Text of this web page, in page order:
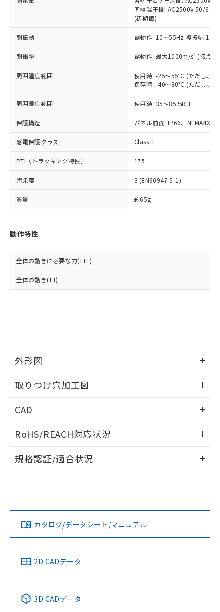
同極端子間: AC2500V 50/
(初期値)
耐振動 誤動作: 10～55Hz 複振幅
耐衝撃 誤動作: 最大1000m/s2 (接点
周囲温度範囲
使用時: -25～55℃ (ただし、氷
保存時: -40～80℃ (ただし、氷
周囲湿度範囲 使用時: 35～85%RH
保護構造 パネル前面: IP66、NEMA4X,
感電保護クラス Class II
PTI（トラッキング特性） 175
汚染度 3 (EN60947-5-1)
質量 約65g
動作特性
全体の動きに必要な力(TTF)
全体の動き(TT)
外形図
取りつけ穴加工図
CAD
ドすることができます。
ログイン/会員登録
ダウンロードデータをご利用いただく前に、以下を必ずお読
みください。
ソフトウェアの使用条件
RoHS/REACH対応状況
EU RoHS 注意事項・凡例
対応済み
中国 RoHS 注意事項・凡例
Pb Hg Cd Cr(VI)
規格認証/適合状況
LR型式承認
（イギリス
船舶規格）
DNV型式承認
（ノルウェー
BV型式承認
（フランス
KR型式
（韓国
No No No No
カタログ/データシート/マニュアル
2D CADデータ
3D CADデータ
在庫状況および標準価格照会結果は、
記載している更新日時点での社内デー
タに基づき作成されるものであり、閲
覧された時点での実際の在庫および標
準価格とは異なる場合があることをご
正式な納期状況および標準価格はお客
様のお取引先、またはお客様担当のオ
ムロン制御機器販売店・当社販売員に
オムロン制御機器販売店や当社販売拠
販売ネットワーク
」をご確認
在庫状況および標準価格結果を当社の
事前の承諾なく第三者に漏洩または開
示しないようお願いします。
マイパーツ機能（部品リスト作成サー
ビス）をご利用いただくには、I-Web
メンバーズにご登録されている必要が
引・商談に必要な範囲で利用すること
をご了承ください。
※当社の共同利用者とは、
の共同利用に関して"
の「1.共同利
むを得ず変更することがあります。
六価クロム(Cr(Ⅵ)) 1000ppm以下、ポリ臭化ビフェニル
類(PBB) 1000ppm以下、ポリ臭化ジフェニルエーテル類
(PBDE) 1000ppm以下、フタル酸ビス(2-エチルヘキシ
ル) (DEHP)(別名：DOP) 1000ppm以下、フタル酸ブチ
ルベンジル（BBP） 1000ppm以下、フタル酸ジブチル
（DBP） 1000ppm以下、フタル酸ジイソブチル
適用除外項目は除く。
フタル酸エステル類の４物質については閾値を超える意
図的な使用がないことを確認しています。
部品在庫の切り替え状況などにより、予定
月が前後することがあります。
とができます。
51物質の非含有証明書（当社基準）
欄に対応日を記載しておりました。
既に当社にて対応品への在庫切替を完了
していることから、特段のことがない限
り、2022年1月12日より割愛しておりま
す。
「－」：未確認です。当社販売部門へお問
*中国RoHS10物質の基準値 (GB/T26572)：
Pb(鉛) :1000ppm、 Hg(水銀) : 1000ppm、 Cd(カドミウ
Cr(Ⅵ)(六価クロム) : 1000ppm、 PBBs(ポリ臭化ビフェ
DBP(フタル酸ジブチル) : 1000ppm、 DIBP(フタル酸ジ
イソブチル) : 1000ppm、 BBP(フタル酸ブチルベンジ
DEHP(フタル酸ビス(2-エチルヘキシル)) : 1000ppm
※2 環境保護使用期限
「ｅ」：有害物質（10物質）のすべてが基
準値以下であることを示します。
「10」：通常の使用状況下において有害物
質が外部に漏えいし、環境に深刻な影響を
及ぼさない年数を意味します。
「－」：未確認です。当社販売部門へお問
い合わせください。
為替および外国貿易法に定める商品
（以下｢規制貨物等」という）を輸出
または国外への提供する場合は、日本
国政府の輸出許可(または役務取引許
可)を取得するなどの必要な手続きを
当社は規制貨物を破棄する場合は、完
全に破砕するなど、違法に輸出されな
いよう必要な手段を講じます。
当社は貴社製品を、核兵器、ミサイ
ル、化学兵器、生物兵器またはその他
武器並びにこれらの製造装置等に一切
当社は、貴社製品を第三者に販売する
場合は、上記1、2および3の内容を当
該第三者に通知します。また当社は、
販売先および販売に係わる関係者が違
法に輸出するおそれがある場合は、取
り引きをいたしません。
一定数以上の在庫あり
一定数には満たないが在庫あり
在庫なし(最新の在庫状況につ
いては、お客様のお取引先、ま
たはお客様担当のオムロン制御
機器販売店・当社販売員にご確
受注生産機種、また在庫状況の
情報を公開していない機種